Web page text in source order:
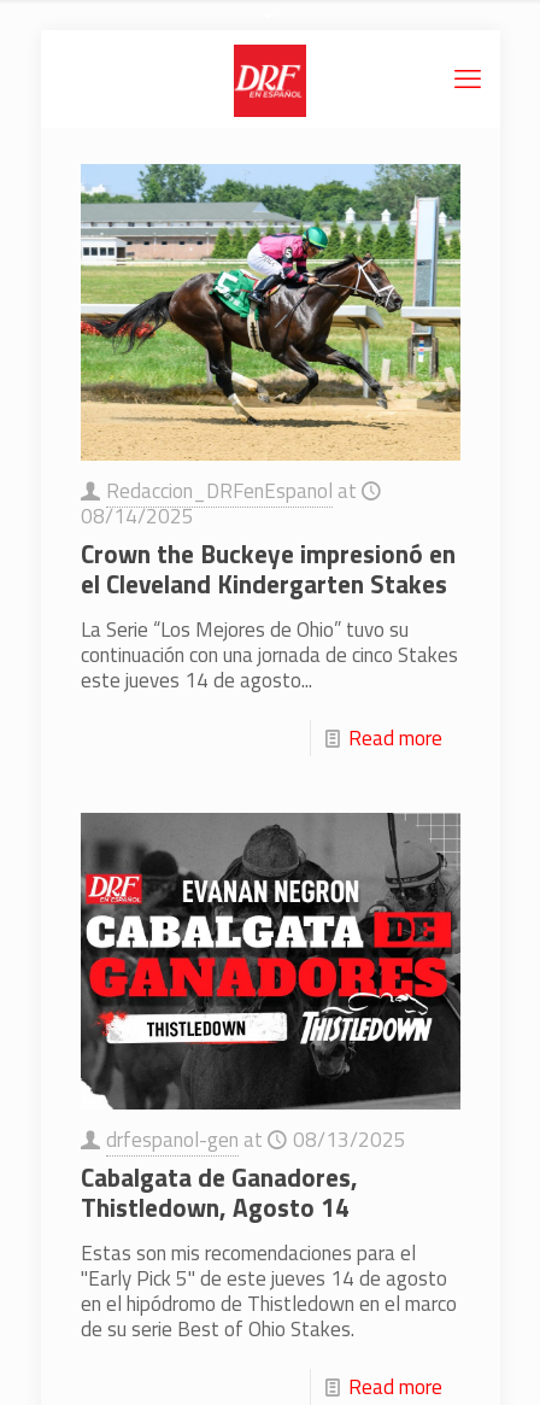
Redaccion_DRFenEspanol at
08/14/2025
Crown the Buckeye impresionó en
el Cleveland Kindergarten Stakes
La Serie “Los Mejores de Ohio” tuvo su
continuación con una jornada de cinco Stakes
este jueves 14 de agosto...
Read more
drfespanol-gen at 08/13/2025
Cabalgata de Ganadores,
Thistledown, Agosto 14
Estas son mis recomendaciones para el
"Early Pick 5" de este jueves 14 de agosto
en el hipódromo de Thistledown en el marco
de su serie Best of Ohio Stakes.
Read more